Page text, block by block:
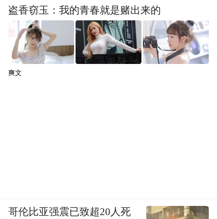
盗香窃玉：我的青春就是赌出来的
爽文
哥伦比亚强震已致超20人死